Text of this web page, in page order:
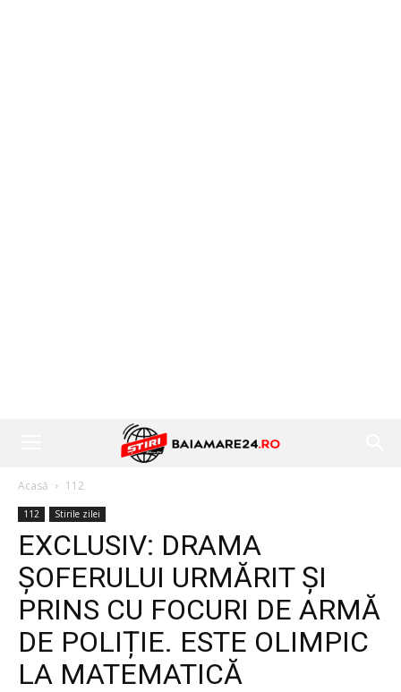
Acasă 112
112 Stirile zilei
EXCLUSIV: DRAMA
ȘOFERULUI URMĂRIT ȘI
PRINS CU FOCURI DE ARMĂ
DE POLIȚIE. ESTE OLIMPIC
LA MATEMATICĂ